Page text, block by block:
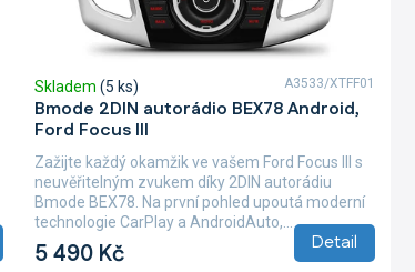
Bmode 2DIN autorádio BEX78 Android,
Ford Focus III
Skladem (5 ks)
5 490 Kč Detail
Zažijte každý okamžik ve vašem Ford Focus III s
neuvěřitelným zvukem díky 2DIN autorádiu
Bmode BEX78. Na první pohled upoutá moderní
technologie CarPlay a AndroidAuto,...
A3533/XTFF01